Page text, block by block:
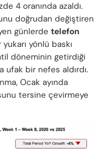
4 oranında azaldı.
doğrudan değiştiren
günlerde telefon
yönlü baskı
döneminin getirdiği
ufak bir nefes aldırdı.
Ocak ayında
tersine çevirmeye